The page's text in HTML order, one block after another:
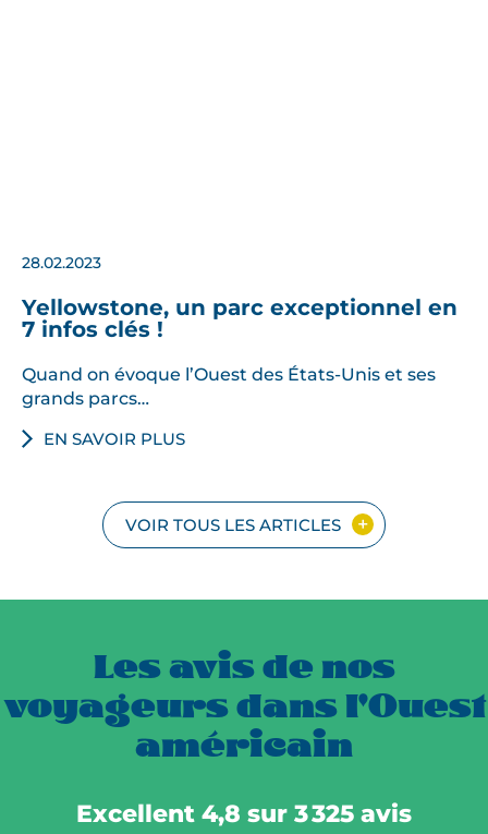
28.02.2023
Yellowstone, un parc exceptionnel en
7 infos clés !
Quand on évoque l’Ouest des États-Unis et ses
grands parcs…
EN SAVOIR PLUS
VOIR TOUS LES ARTICLES
Les avis de nos
voyageurs dans l'Ouest
américain
Excellent 4,8 sur 3 325 avis